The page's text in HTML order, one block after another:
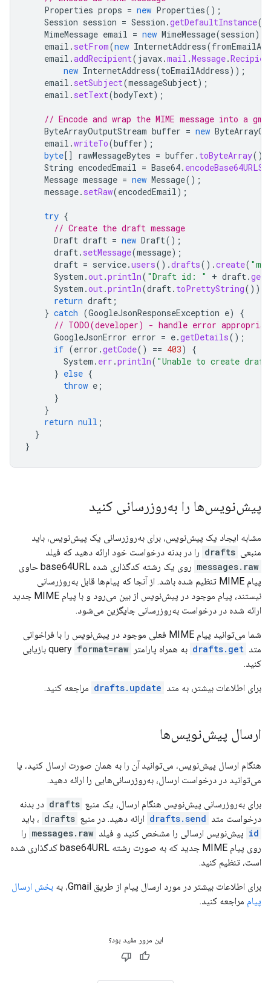
Properties props = new Properties();
Session session = Session .getDefaultInstance(
MimeMessage email = new MimeMessage(session);
email . setFrom(new InternetAddress(
email .addRecipient( javax.mail .Message.
new InternetAddress(toEmailAddress));
email . setSubject(messageSubject);
email . setText(bodyText);
// Encode and wrap the MIME message into a
ByteArrayOutputStream buffer = new
email .writeTo(buffer);
byte[] rawMessageBytes = buffer . toByteArray();
String encodedEmail = Base64.
Message message = new Message();
message. setRaw(encodedEmail);
try {
// Create the draft message
Draft draft = new Draft();
draft. setMessage(message);
draft = service.users().drafts().create( "me"
System .out.println( "Draft id: " + draft.
System .out.println(draft. toPrettyString());
return draft ;
} catch (GoogleJsonResponseException e)
{
// TODO(developer) - handle error
GoogleJsonError error = e.getDetails();
if (error .getCode() == 403)
{
System . err .println( "Unable to create
} else {
throw e ;
}
}
return null ;
}
}
پیش‌نویس‌ها را به‌روزرسانی کنید
مشابه ایجاد یک پیش‌نویس، برای به‌روزرسانی یک پیش‌نویس، باید
منبعی drafts را در بدنه درخواست خود ارائه دهید که فیلد
messages.raw
روی یک رشته کدگذاری شده base64URL حاوی
پیام MIME تنظیم شده باشد. از آنجا که پیام‌ها قابل به‌روزرسانی
نیستند، پیام موجود در پیش‌نویس از بین می‌رود و با پیام MIME جدید
ارائه شده در درخواست به‌روزرسانی جایگزین می‌شود.
شما می‌توانید پیام MIME فعلی موجود در پیش‌نویس را با فراخوانی
متد drafts.get به همراه پارامتر query format=raw
بازیابی
کنید.
برای اطلاعات بیشتر، به متد drafts.update مراجعه کنید.
ارسال پیش‌نویس‌ها
هنگام ارسال پیش‌نویس، می‌توانید آن را به همان صورت ارسال کنید، یا
می‌توانید در درخواست ارسال، به‌روزرسانی‌هایی را ارائه دهید.
برای به‌روزرسانی پیش‌نویس هنگام ارسال، یک منبع drafts در بدنه
درخواست متد drafts.send ارائه دهید. در منبع drafts ، باید
id پیش‌نویس ارسالی را مشخص کنید و فیلد messages.raw را
روی پیام MIME جدید که به صورت رشته base64URL کدگذاری شده
است، تنظیم کنید.
برای اطلاعات بیشتر در مورد ارسال پیام از طریق Gmail، به
بخش ارسال
پیام مراجعه کنید.
این مرور مفید بود؟